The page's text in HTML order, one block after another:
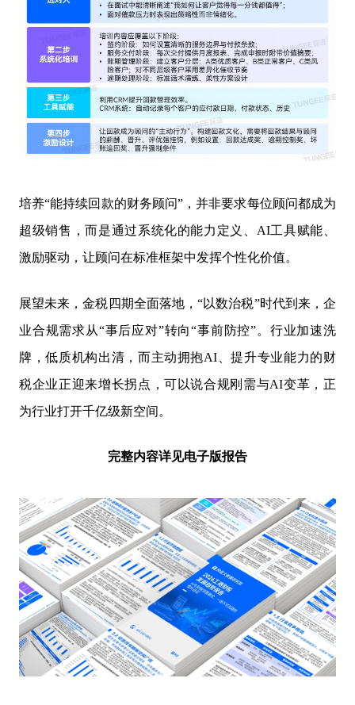
培养“能持续回款的财务顾问”，并非要求每位顾问都成为
超级销售，而是通过系统化的能力定义、AI工具赋能、
激励驱动，让顾问在标准框架中发挥个性化价值。
展望未来，金税四期全面落地，“以数治税”时代到来，企
业合规需求从“事后应对”转向“事前防控”。行业加速洗
牌，低质机构出清，而主动拥抱AI、提升专业能力的财
税企业正迎来增长拐点，可以说合规刚需与AI变革，正
为行业打开千亿级新空间。
完整内容详见电子版报告